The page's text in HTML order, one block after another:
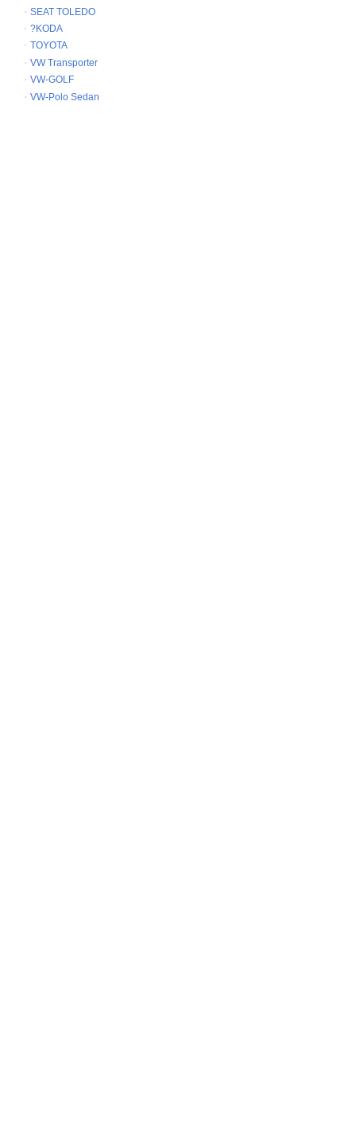
SEAT TOLEDO
?KODA
TOYOTA
VW Transporter
VW-GOLF
VW-Polo Sedan